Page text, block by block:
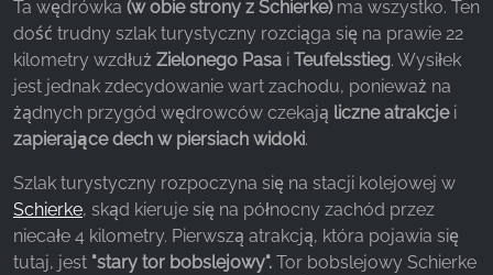
Ta wędrówka (w obie strony z Schierke)ma wszystko. Ten
dość trudny szlak turystyczny rozciąga się na prawie 22
kilometry wzdłuż Zielonego Pasa i Teufelsstieg. Wysiłek
jest jednak zdecydowanie wart zachodu, ponieważ na
żądnych przygód wędrowców czekają liczne atrakcjei
zapierające dech w piersiach widoki.
Szlak turystyczny rozpoczyna się na stacji kolejowej w
Schierke, skąd kieruje się na północny zachód przez
niecałe 4 kilometry. Pierwszą atrakcją, która pojawia się
tutaj, jest "stary tor bobslejowy". Tor bobslejowy Schierke
Facebook Pixel
Name:
_fbp, fr, _fbq, fbq
Facebook Ireland Ltd.
Purpose:
Pomiar reklam i marketing